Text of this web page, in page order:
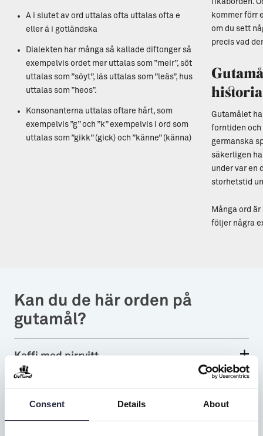
Consent Details About
A i slutet av ord uttalas ofta uttalas ofta e
eller ä i gotländska
Dialekten har många så kallade diftonger så
exempelvis ordet mer uttalas som ”meir”, söt
uttalas som ”söyt”, läs uttalas som ”leäs”, hus
uttalas som ”heos”.
Konsonanterna uttalas oftare hårt, som
exempelvis ”g” och ”k” exempelvis i ord som
uttalas som ”gikk” (gick) och ”känne” (känna)
kommer förr
om du sett
precis vad
historia
Gutamålet
forntiden
germanska
säkerligen
under var en
storhetstid
Många ord
följer några
Kan du de här orden på
gutamål?
Kaffi med pirrvitt
Nättras
Bodi